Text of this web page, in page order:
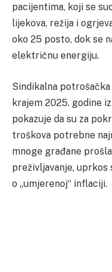
pacijentima, koji se
lijekova, režija i
oko 25 posto, dok se
električnu energiju.
Sindikalna
krajem 2025. godine
pokazuje da su za
troškova potrebne
mnoge građane
preživljavanje, uprkos
o „umjerenoj“ inflaciji.